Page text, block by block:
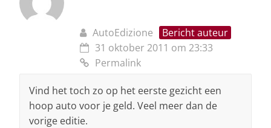
AutoEdizione
Bericht auteur
31 oktober 2011 om 23:33
Permalink
Vind het toch zo op het eerste gezicht een
hoop auto voor je geld. Veel meer dan de
vorige editie.